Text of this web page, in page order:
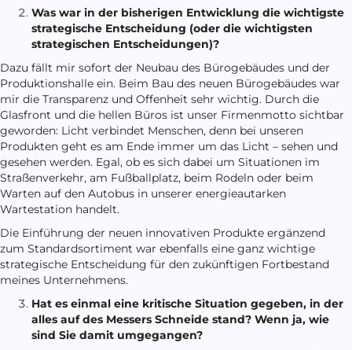
Was war in der bisherigen Entwicklung die wichtigste
strategische Entscheidung (oder die wichtigsten
strategischen Entscheidungen)?
Dazu fällt mir sofort der Neubau des Bürogebäudes und der
Produktionshalle ein. Beim Bau des neuen Bürogebäudes war
mir die Transparenz und Offenheit sehr wichtig. Durch die
Glasfront und die hellen Büros ist unser Firmenmotto sichtbar
geworden: Licht verbindet Menschen, denn bei unseren
Produkten geht es am Ende immer um das Licht – sehen und
gesehen werden. Egal, ob es sich dabei um Situationen im
Straßenverkehr, am Fußballplatz, beim Rodeln oder beim
Warten auf den Autobus in unserer energieautarken
Wartestation handelt.
Die Einführung der neuen innovativen Produkte ergänzend
zum Standardsortiment war ebenfalls eine ganz wichtige
strategische Entscheidung für den zukünftigen Fortbestand
meines Unternehmens.
Hat es einmal eine kritische Situation gegeben, in der
alles auf des Messers Schneide stand? Wenn ja, wie
sind Sie damit umgegangen?